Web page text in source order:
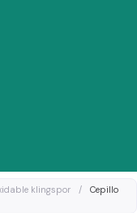
klingspor /
Cepillo